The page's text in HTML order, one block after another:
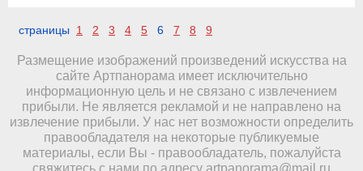
страницы 1 2 3 4 5 6 7 8 9
Размещение изображений произведений искусства на
сайте Артпанорама имеет исключительно
информационную цель и не связано с извлечением
прибыли. Не является рекламой и не направлено на
извлечение прибыли. У нас нет возможности определить
правообладателя на некоторые публикуемые
материалы, если Вы - правообладатель, пожалуйста
свяжитесь с нами по адресу artpanorama@mail.ru